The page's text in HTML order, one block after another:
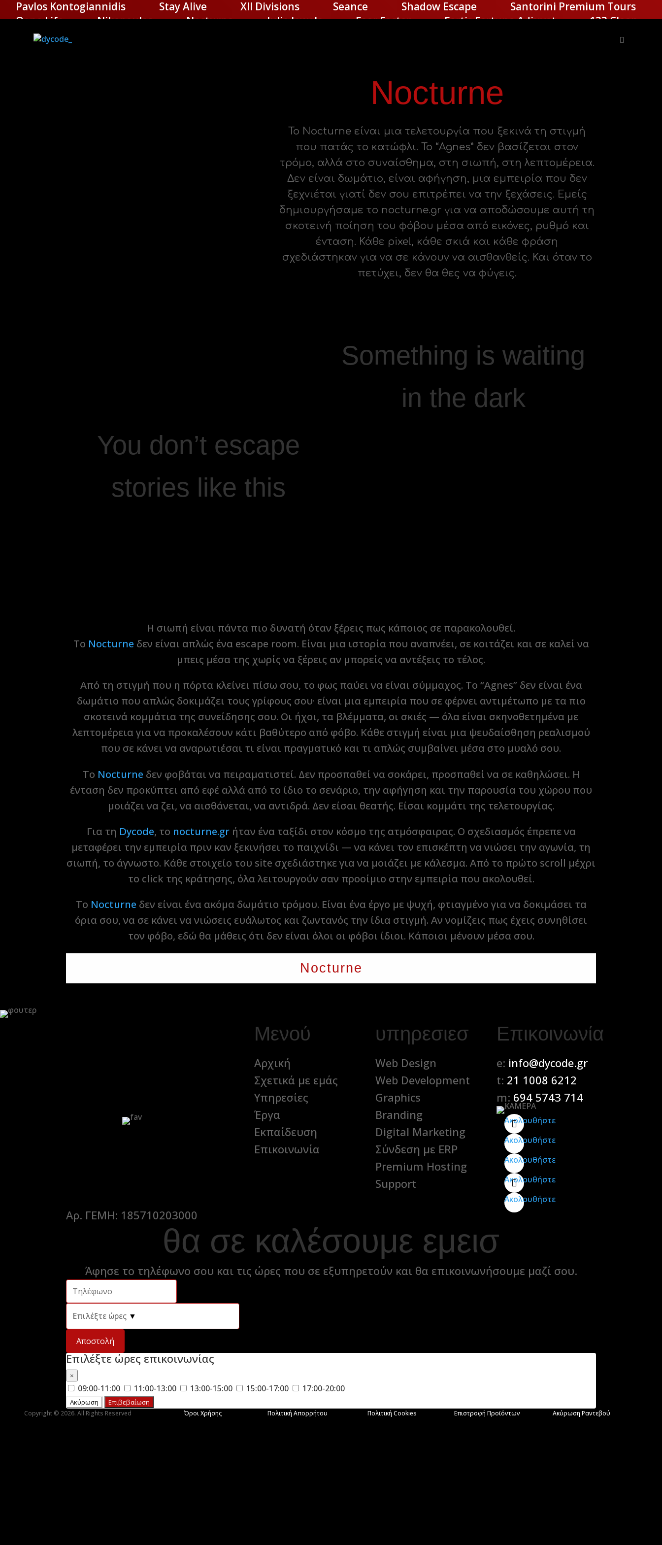
Nocturne
Το Nocturne είναι μια τελετουργία που ξεκινά τη στιγμή
που πατάς το κατώφλι. Το “Agnes” δεν βασίζεται στον
τρόμο, αλλά στο συναίσθημα, στη σιωπή, στη λεπτομέρεια.
Δεν είναι δωμάτιο, είναι αφήγηση, μια εμπειρία που δεν
ξεχνιέται γιατί δεν σου επιτρέπει να την ξεχάσεις. Εμείς
δημιουργήσαμε το nocturne.gr για να αποδώσουμε αυτή τη
σκοτεινή ποίηση του φόβου μέσα από εικόνες, ρυθμό και
ένταση. Κάθε pixel, κάθε σκιά και κάθε φράση
σχεδιάστηκαν για να σε κάνουν να αισθανθείς. Και όταν το
πετύχει, δεν θα θες να φύγεις.
Something is waiting
in the dark
You don’t escape
stories like this
Η σιωπή είναι πάντα πιο δυνατή όταν ξέρεις πως κάποιος σε παρακολουθεί.
Το Nocturne δεν είναι απλώς ένα escape room. Είναι μια ιστορία που αναπνέει, σε κοιτάζει και σε καλεί να
μπεις μέσα της χωρίς να ξέρεις αν μπορείς να αντέξεις το τέλος.
Από τη στιγμή που η πόρτα κλείνει πίσω σου, το φως παύει να είναι σύμμαχος. Το “Agnes” δεν είναι ένα
δωμάτιο που απλώς δοκιμάζει τους γρίφους σου· είναι μια εμπειρία που σε φέρνει αντιμέτωπο με τα πιο
σκοτεινά κομμάτια της συνείδησης σου. Οι ήχοι, τα βλέμματα, οι σκιές — όλα είναι σκηνοθετημένα με
λεπτομέρεια για να προκαλέσουν κάτι βαθύτερο από φόβο. Κάθε στιγμή είναι μια ψευδαίσθηση ρεαλισμού
που σε κάνει να αναρωτιέσαι τι είναι πραγματικό και τι απλώς συμβαίνει μέσα στο μυαλό σου.
Το Nocturne δεν φοβάται να πειραματιστεί. Δεν προσπαθεί να σοκάρει, προσπαθεί να σε καθηλώσει. Η
ένταση δεν προκύπτει από εφέ αλλά από το ίδιο το σενάριο, την αφήγηση και την παρουσία του χώρου που
μοιάζει να ζει, να αισθάνεται, να αντιδρά. Δεν είσαι θεατής. Είσαι κομμάτι της τελετουργίας.
Για τη Dycode, το nocturne.grήταν ένα ταξίδι στον κόσμο της ατμόσφαιρας. Ο σχεδιασμός έπρεπε να
μεταφέρει την εμπειρία πριν καν ξεκινήσει το παιχνίδι — να κάνει τον επισκέπτη να νιώσει την αγωνία, τη
σιωπή, το άγνωστο. Κάθε στοιχείο του site σχεδιάστηκε για να μοιάζει με κάλεσμα. Από το πρώτο scroll μέχρι
το click της κράτησης, όλα λειτουργούν σαν προοίμιο στην εμπειρία που ακολουθεί.
Το Nocturne δεν είναι ένα ακόμα δωμάτιο τρόμου. Είναι ένα έργο με ψυχή, φτιαγμένο για να δοκιμάσει τα
όρια σου, να σε κάνει να νιώσεις ευάλωτος και ζωντανός την ίδια στιγμή. Αν νομίζεις πως έχεις συνηθίσει
τον φόβο, εδώ θα μάθεις ότι δεν είναι όλοι οι φόβοι ίδιοι. Κάποιοι μένουν μέσα σου.
Nocturne
Αρ. ΓΕΜΗ: 185710203000
Μενού
Αρχική
Σχετικά με εμάς
Υπηρεσίες
Έργα
Εκπαίδευση
Επικοινωνία
υπηρεσιεσ
Web Design
Web Development
Graphics
Branding
Digital Marketing
Σύνδεση με ERP
Premium Hosting
Support
Επικοινωνία
e: info@dycode.gr
t: 21 1008 6212
m: 694 5743 714
Ακολουθήστε
Ακολουθήστε
Ακολουθήστε
Ακολουθήστε
Ακολουθήστε
θα σε καλέσουμε εμεισ
Άφησε το τηλέφωνο σου και τις ώρες που σε εξυπηρετούν και θα επικοινωνήσουμε μαζί σου.
Επιλέξτε ώρες ▼
Αποστολή
Επιλέξτε ώρες επικοινωνίας
×
09:00-11:00 11:00-13:00 13:00-15:00 15:00-17:00 17:00-20:00
Ακύρωση Επιβεβαίωση
Copyright © 2026. All Rights Reserved Όροι Χρήσης Πολιτική Απορρήτου Πολιτική Cookies Επιστροφή Προϊόντων Ακύρωση Ραντεβού
Pavlos Kontogiannidis Stay Alive XII Divisions Seance Shadow Escape
Santorini Premium Tours
Oeno Life
Nikopoulos Nocturne Julie Jewels Fear Factor Fortis Fortuna Adiuvat
123 Clean
Deximi